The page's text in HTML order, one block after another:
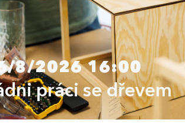
8/2026 16:00
práci se dřevem